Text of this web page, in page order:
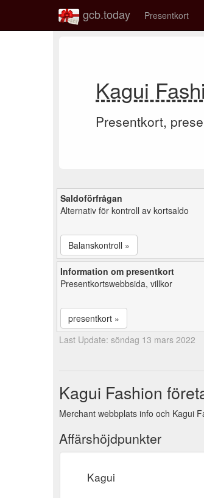
gcb.today Presentkort
Kagui
Presentkort,
Saldoförfrågan
Alternativ för kontroll av kortsaldo
Balanskontroll »
Information om presentkort
Presentkortswebbsida, villkor
presentkort »
Last Update: söndag 13 mars 2022
Kagui Fashion
Merchant webbplats info och Kagui
Affärshöjdpunkter
Kagui